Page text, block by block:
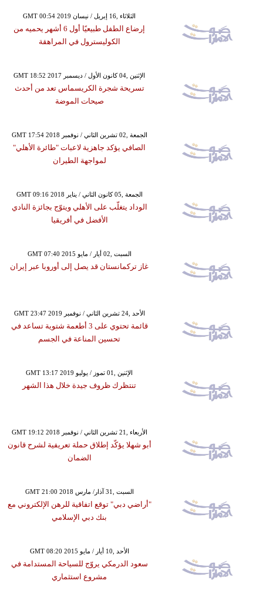
GMT 00:54 2019 الثلاثاء ,16 إبريل / نيسان
إرضاع الطفل طبيعيًا أول 6 أشهر يحميه من
الكوليسترول في المراهقة
GMT 18:52 2017 الإثنين ,04 كانون الأول / ديسمبر
تسريحة شجرة الكريسماس تعد من أحدث
صيحات الموضة
GMT 17:54 2018 الجمعة ,02 تشرين الثاني / نوفمبر
الصافي يؤكد جاهزية لاعبات "طائرة الأهلي"
لمواجهة الطيران
GMT 09:16 2018 الجمعة ,05 كانون الثاني / يناير
الوداد يتغلّب على الأهلي ويتوّج بجائزة النادي
الأفضل في أفريقيا
GMT 07:40 2015 السبت ,02 أيار / مايو
غاز تركمانستان قد يصل إلى أوروبا عبر إيران
GMT 23:47 2019 الأحد ,24 تشرين الثاني / نوفمبر
قائمة تحتوي على 3 أطعمة شتوية تساعد في
تحسين المناعة في الجسم
GMT 13:17 2019 الإثنين ,01 تموز / يوليو
تنتظرك ظروف جيدة خلال هذا الشهر
GMT 19:12 2018 الأربعاء ,21 تشرين الثاني / نوفمبر
أبو شهلا يؤكّد إطلاق حملة تعريفية لشرح قانون
الضمان
GMT 21:00 2018 السبت ,31 آذار/ مارس
"أراضي دبي" توقع اتفاقية للرهن الإلكتروني مع
بنك دبي الإسلامي
GMT 08:20 2015 الأحد ,10 أيار / مايو
سعود الدرمكي يروّج للسياحة المستدامة في
مشروع استثماري